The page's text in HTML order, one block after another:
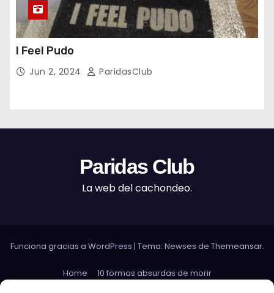
I Feel Pudo
Jun 2, 2024 ParidasClub
Paridas Club
La web del cachondeo.
Funciona gracias a WordPress | Tema: Newses de Themeansar.
Home
10 formas absurdas de morir